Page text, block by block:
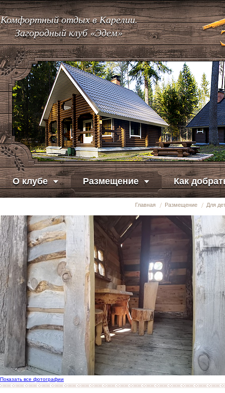
Комфортный отдых в Карелии.
Загородный клуб «Эдем»
О клубе Размещение Как
Главная Размещение Для
Показать все фотографии